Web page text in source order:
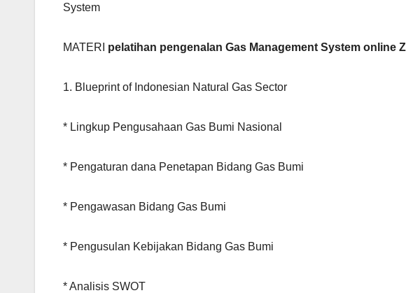
System
MATERI pelatihan pengenalan Gas Management System online
1. Blueprint of Indonesian Natural Gas Sector
* Lingkup Pengusahaan Gas Bumi Nasional
* Pengaturan dana Penetapan Bidang Gas Bumi
* Pengawasan Bidang Gas Bumi
* Pengusulan Kebijakan Bidang Gas Bumi
* Analisis SWOT